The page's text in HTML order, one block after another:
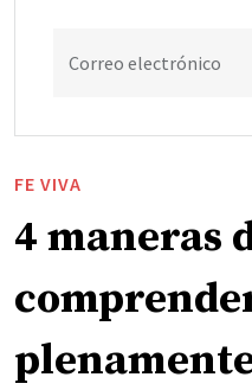
Correo electrónico
FE VIVA
4 maneras